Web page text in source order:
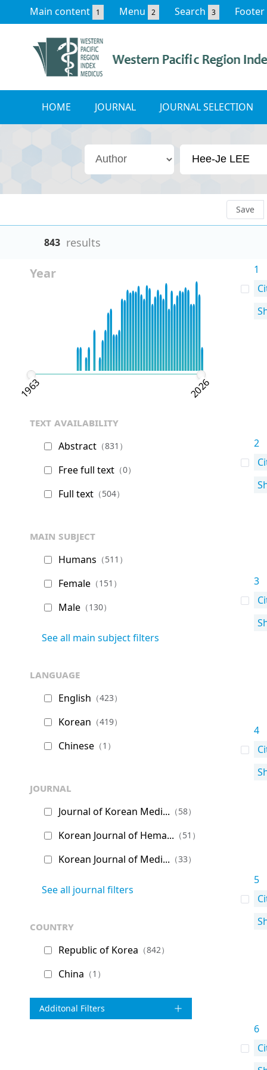
Main content 1 Menu 2 Search 3 Footer
HOME JOURNAL JOURNAL SELECTION
Save
843 results
Year
1963 2026
text availability
Abstract （831）
Free full text （0）
Full text （504）
main subject
Humans （511）
Female （151）
Male （130）
See all main subject filters
language
English （423）
Korean （419）
Chinese （1）
journal
Journal of Korean Medi... （58）
Korean Journal of Hema... （51）
Korean Journal of Medi... （33）
See all journal filters
country
Republic of Korea （842）
China （1）
Additonal Filters
1
2
3
4
5
6